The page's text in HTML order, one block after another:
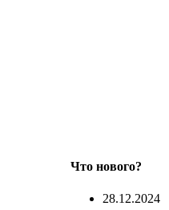
Что нового?
28.12.2024